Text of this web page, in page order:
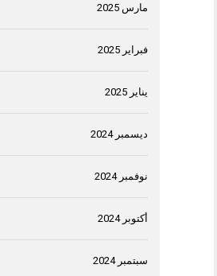
مارس 2025
فبراير 2025
يناير 2025
ديسمبر 2024
نوفمبر 2024
أكتوبر 2024
سبتمبر 2024